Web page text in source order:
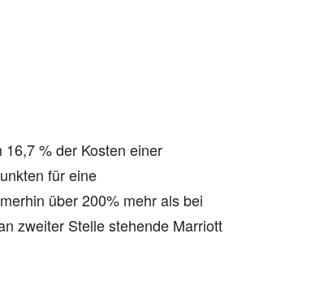
% der Kosten einer
für eine
über 200% mehr als bei
zweiter Stelle stehende Marriott